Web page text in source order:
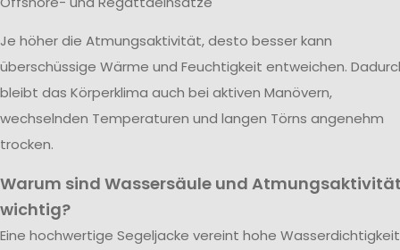
Je höher die Atmungsaktivität, desto besser kann
überschüssige Wärme und Feuchtigkeit entweichen.
bleibt das Körperklima auch bei aktiven Manövern,
wechselnden Temperaturen und langen Törns angenehm
trocken.
Warum sind Wassersäule und
wichtig?
Eine hochwertige Segeljacke vereint hohe Wasserdichtigkeit